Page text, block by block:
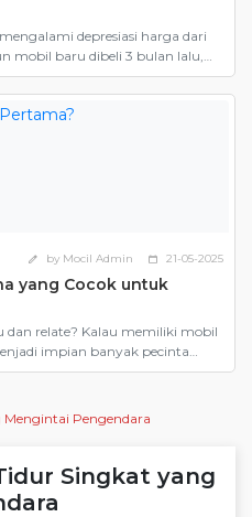
depresiasi harga dari
mobil baru dibeli 3 bulan lalu,
harga jual mobil bekas.
mengapa banyak orang
bekas lebih murah. Namun,
edit by Mocil Admin calendar_today 21-05-2025
yang Cocok untuk
dan relate? Kalau memiliki mobil
impian banyak pecinta
BMW F30, generasi keenam dari
2019, menjadi pilihan
harganya yang kini kian
ketika […]
Mengintai Pengendara
Singkat yang